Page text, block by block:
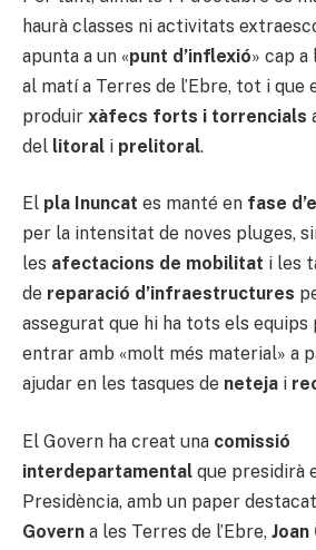
haurà classes ni activitats
apunta a un «punt d’inflexió» cap
al matí a Terres de l’Ebre, tot i que
produir xàfecs forts i torrencials
del litoral i prelitoral.
El pla Inuncat es manté en fase
per la intensitat de noves pluges,
les afectacions de mobilitat i les
de reparació d’infraestructures
assegurat que hi ha tots els
entrar amb «molt més material» a
ajudar en les tasques de neteja i
El Govern ha creat una comissió
interdepartamental que presidirà
Presidència, amb un paper
Govern a les Terres de l’Ebre,